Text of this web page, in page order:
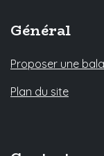
Général
Proposer une
Plan du site